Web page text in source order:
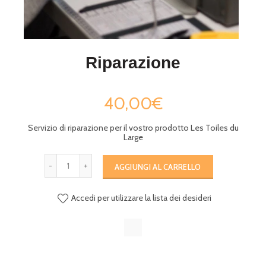
Riparazione
40,00€
Servizio di riparazione per il vostro prodotto Les Toiles du
Large
AGGIUNGI AL CARRELLO
Accedi per utilizzare la lista dei desideri